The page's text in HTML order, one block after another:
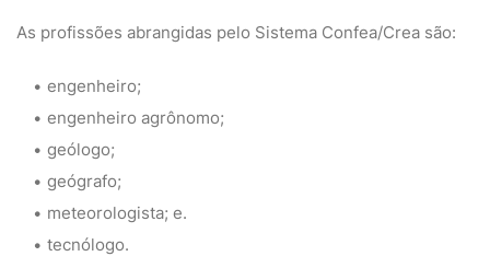
As profissões abrangidas pelo Sistema Confea/Crea são:
engenheiro;
engenheiro agrônomo;
geólogo;
geógrafo;
meteorologista; e.
tecnólogo.